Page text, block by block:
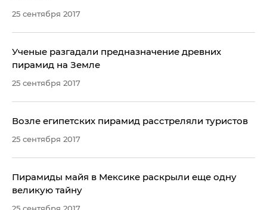
25 сентября 2017
Ученые разгадали предназначение древних
пирамид на Земле
25 сентября 2017
Возле египетских пирамид расстреляли туристов
25 сентября 2017
Пирамиды майя в Мексике раскрыли еще одну
великую тайну